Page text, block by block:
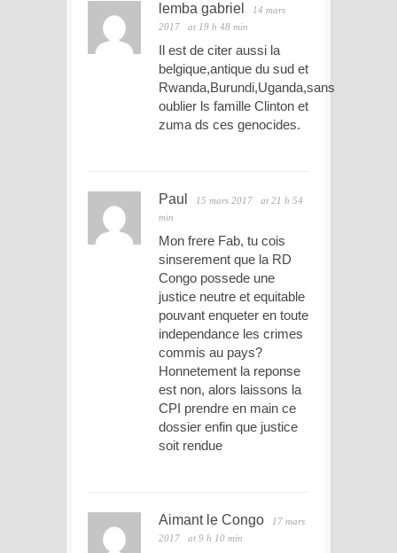
lemba gabriel
14 mars
2017
at 19 h 48 min
Il est de citer aussi la
belgique,antique du sud et
Rwanda,Burundi,Uganda,sans
oublier ls famille Clinton et
zuma ds ces genocides.
Paul 15 mars 2017
at 21 h 54
min
Mon frere Fab, tu cois
sinserement que la RD
Congo possede une
justice neutre et equitable
pouvant enqueter en toute
independance les crimes
commis au pays?
Honnetement la reponse
est non, alors laissons la
CPI prendre en main ce
dossier enfin que justice
soit rendue
Aimant le Congo
17 mars
2017
at 9 h 10 min